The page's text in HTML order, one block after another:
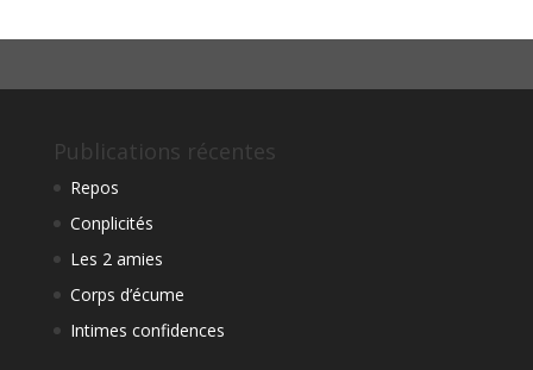
Publications récentes
Repos
Conplicités
Les 2 amies
Corps d’écume
Intimes confidences